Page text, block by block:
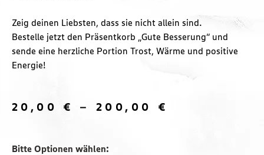
Zeig deinen Liebsten, dass sie nicht allein sind.
Bestelle jetzt den Präsentkorb „Gute Besserung“ und
sende eine herzliche Portion Trost, Wärme und positive
Energie!
20,00 € –200,00 €
Bitte Optionen wählen: